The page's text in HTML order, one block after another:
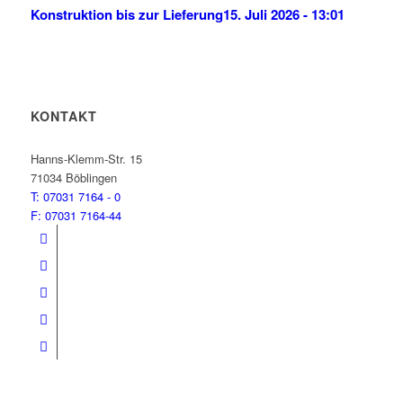
Konstruktion bis zur Lieferung15. Juli 2026 - 13:01
KONTAKT
Hanns-Klemm-Str. 15
71034 Böblingen
T: 07031 7164 - 0
F: 07031 7164-44